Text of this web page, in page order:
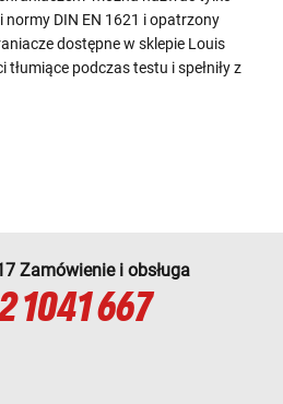
normy DIN EN 1621 i opatrzony
dostępne w sklepie Louis
tłumiące podczas testu i spełniły z
Zamówienie i obsługa
1041 667